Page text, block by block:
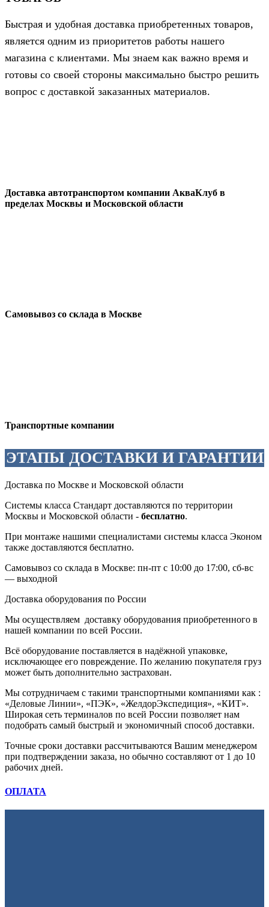
Быстрая и удобная доставка приобретенных товаров,
является одним из приоритетов работы нашего
магазина с клиентами. Мы знаем как важно время и
готовы со своей стороны максимально быстро решить
вопрос с доставкой заказанных материалов.
Доставка автотранспортом компании АкваКлуб в
пределах Москвы и Московской области
Самовывоз со склада в Москве
Транспортные компании
ЭТАПЫ ДОСТАВКИ И ГАРАНТИИ
Доставка по Москве и Московской области
Системы класса Стандарт доставляются по территории
Москвы и Московской области - бесплатно.
При монтаже нашими специалистами системы класса Эконом
также доставляются бесплатно.
Самовывоз со склада в Москве: пн-пт c 10:00 до 17:00, сб-вс
— выходной
Доставка оборудования по России
Мы осуществляем доставку оборудования приобретенного в
нашей компании по всей России.
Всё оборудование поставляется в надёжной упаковке,
исключающее его повреждение. По желанию покупателя груз
может быть дополнительно застрахован.
Мы сотрудничаем с такими транспортными компаниями как :
«Деловые Линии», «ПЭК», «ЖелдорЭкспедиция», «КИТ».
Широкая сеть терминалов по всей России позволяет нам
подобрать самый быстрый и экономичный способ доставки.
Точные сроки доставки рассчитываются Вашим менеджером
при подтверждении заказа, но обычно составляют от 1 до 10
рабочих дней.
ОПЛАТА